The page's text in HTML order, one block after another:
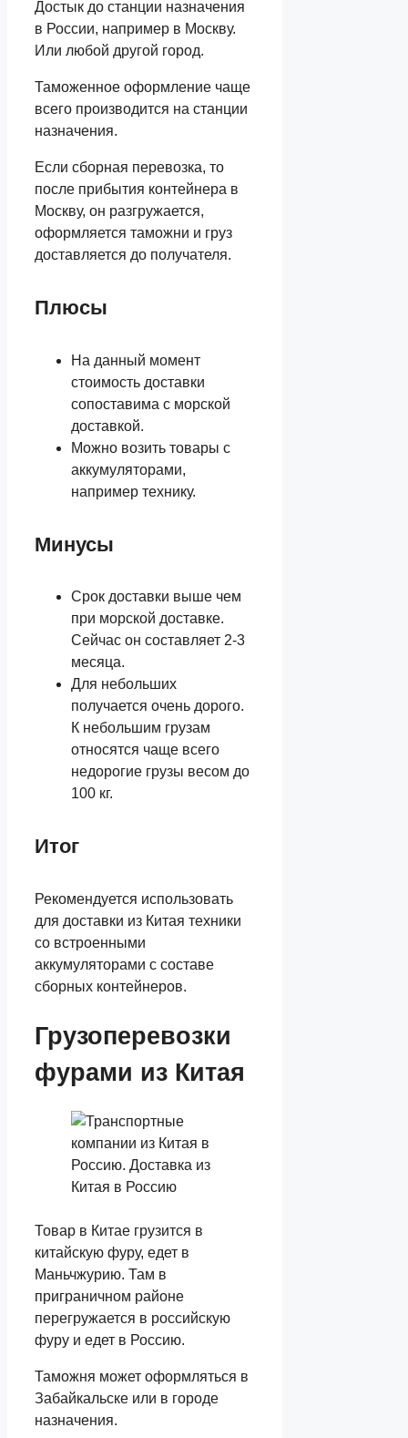
Достык до станции назначения
в России, например в Москву.
Или любой другой город.
Таможенное оформление чаще
всего производится на станции
назначения.
Если сборная перевозка, то
после прибытия контейнера в
Москву, он разгружается,
оформляется таможни и груз
доставляется до получателя.
Плюсы
На данный момент
стоимость доставки
сопоставима с морской
доставкой.
Можно возить товары с
аккумуляторами,
например технику.
Минусы
Срок доставки выше чем
при морской доставке.
Сейчас он составляет 2-3
месяца.
Для небольших
получается очень дорого.
К небольшим грузам
относятся чаще всего
недорогие грузы весом до
100 кг.
Итог
Рекомендуется использовать
для доставки из Китая техники
со встроенными
аккумуляторами с составе
сборных контейнеров.
Грузоперевозки
фурами из Китая
Товар в Китае грузится в
китайскую фуру, едет в
Маньчжурию. Там в
приграничном районе
перегружается в российскую
фуру и едет в Россию.
Таможня может оформляться в
Забайкальске или в городе
назначения.